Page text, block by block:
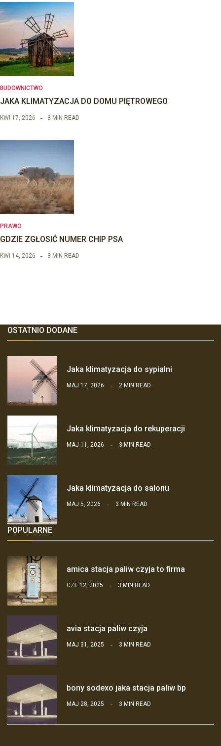
BUDOWNICTWO
JAKA KLIMATYZACJA DO DOMU PIĘTROWEGO
KWI 17, 2026 3 MIN READ
PRAWO
GDZIE ZGŁOSIĆ NUMER CHIP PSA
KWI 14, 2026 3 MIN READ
OSTATNIO DODANE
Jaka klimatyzacja do sypialni
MAJ 17, 2026 2 MIN READ
Jaka klimatyzacja do rekuperacji
MAJ 11, 2026 3 MIN READ
Jaka klimatyzacja do salonu
MAJ 5, 2026 3 MIN READ
POPULARNE
amica stacja paliw czyja to firma
CZE 12, 2025 3 MIN READ
avia stacja paliw czyja
MAJ 31, 2025 3 MIN READ
bony sodexo jaka stacja paliw bp
MAJ 28, 2025 3 MIN READ